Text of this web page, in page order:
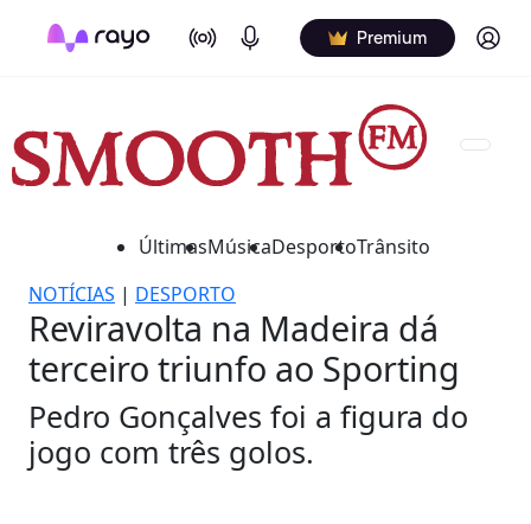
On Air Podcasts Premium Log in
ÚltimasMúsicaDesportoTrânsito
NOTÍCIAS | DESPORTO
Reviravolta na Madeira dá
terceiro triunfo ao Sporting
Pedro Gonçalves foi a figura do
jogo com três golos.